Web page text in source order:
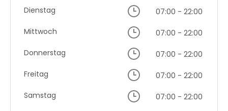
Dienstag
07:00 - 22:00
Mittwoch
07:00 - 22:00
Donnerstag
07:00 - 22:00
Freitag
07:00 - 22:00
Samstag
07:00 - 22:00